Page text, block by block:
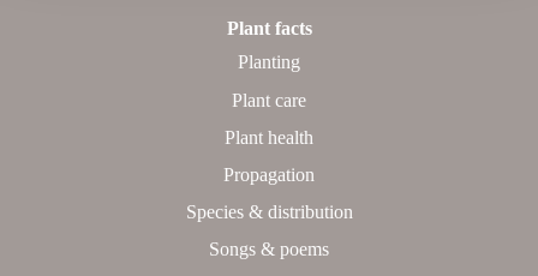
Plant facts
Planting
Plant care
Plant health
Propagation
Species & distribution
Songs & poems